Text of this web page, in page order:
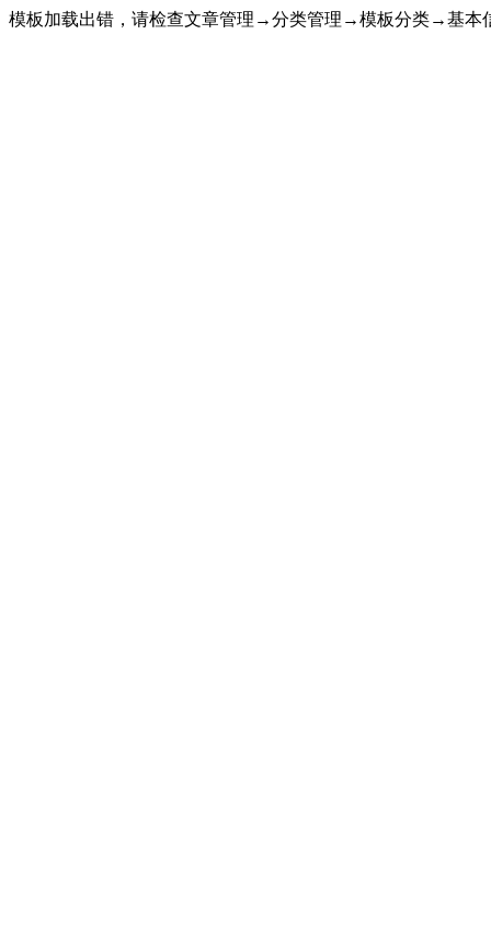
模板加载出错，请检查文章管理→分类管理→模板分类→基本